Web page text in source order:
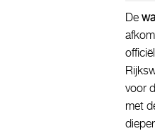
De
voor
met